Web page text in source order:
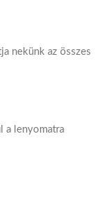
nekünk az összes
a lenyomatra